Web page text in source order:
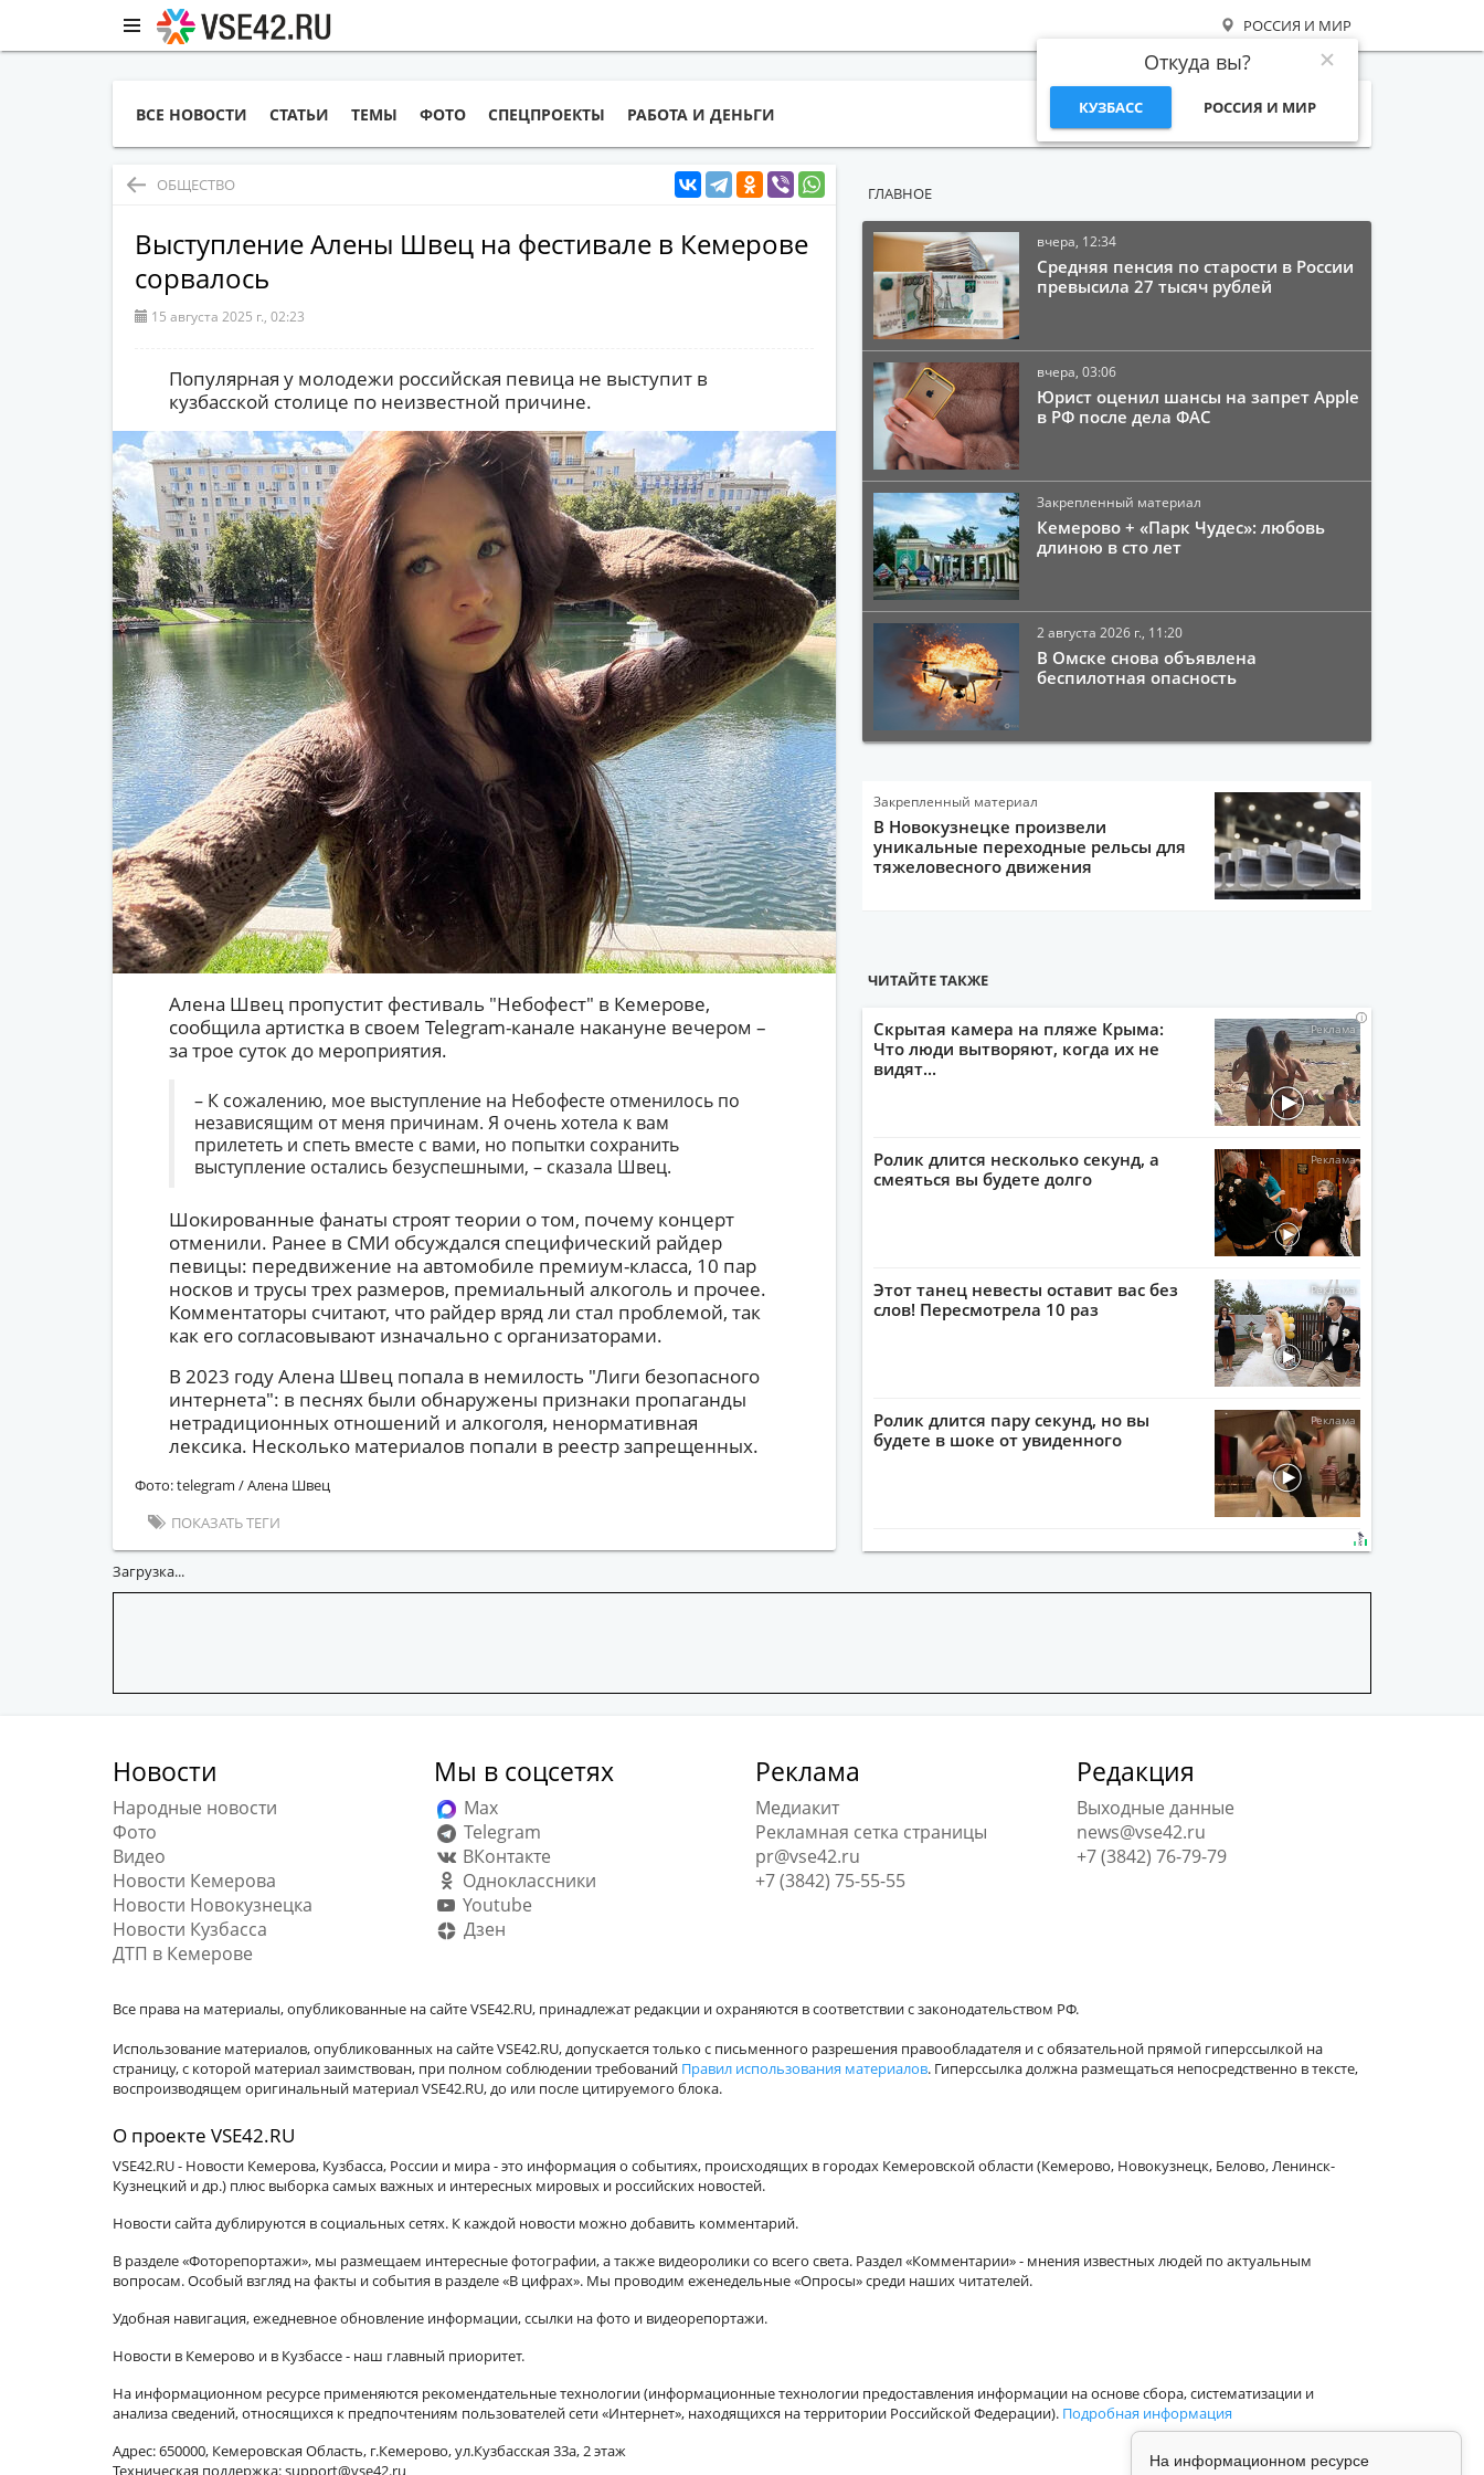
РОССИЯ И МИР
Откуда вы?
КУЗБАСС РОССИЯ И МИР
ВСЕ НОВОСТИ СТАТЬИ ТЕМЫ ФОТО СПЕЦПРОЕКТЫ РАБОТА И ДЕНЬГИ Поиск
ОБЩЕСТВО
Выступление Алены Швец на фестивале в Кемерове
сорвалось
15 августа 2025 г., 02:23
Популярная у молодежи российская певица не выступит в
кузбасской столице по неизвестной причине.
Алена Швец пропустит фестиваль "Небофест" в Кемерове,
сообщила артистка в своем Telegram-канале накануне вечером –
за трое суток до мероприятия.
– К сожалению, мое выступление на Небофесте отменилось по
независящим от меня причинам. Я очень хотела к вам
прилететь и спеть вместе с вами, но попытки сохранить
выступление остались безуспешными, – сказала Швец.
Шокированные фанаты строят теории о том, почему концерт
отменили. Ранее в СМИ обсуждался специфический райдер
певицы: передвижение на автомобиле премиум-класса, 10 пар
носков и трусы трех размеров, премиальный алкоголь и прочее.
Комментаторы считают, что райдер вряд ли стал проблемой, так
как его согласовывают изначально с организаторами.
В 2023 году Алена Швец попала в немилость "Лиги безопасного
интернета": в песнях были обнаружены признаки пропаганды
нетрадиционных отношений и алкоголя, ненормативная
лексика. Несколько материалов попали в реестр запрещенных.
Фото: telegram / Алена Швец
ПОКАЗАТЬ ТЕГИ
Загрузка...
ГЛАВНОЕ
вчера, 12:34
Средняя пенсия по старости в России
превысила 27 тысяч рублей
вчера, 03:06
Юрист оценил шансы на запрет Apple
в РФ после дела ФАС
Закрепленный материал
Кемерово + «Парк Чудес»: любовь
длиною в сто лет
2 августа 2026 г., 11:20
В Омске снова объявлена
беспилотная опасность
Закрепленный материал
В Новокузнецке произвели
уникальные переходные рельсы для
тяжеловесного движения
ЧИТАЙТЕ ТАКЖЕ
i
Скрытая камера на пляже Крыма:
Что люди вытворяют, когда их не
видят...
i
Ролик длится несколько секунд, а
смеяться вы будете долго
i
Этот танец невесты оставит вас без
слов! Пересмотрела 10 раз
i
Ролик длится пару секунд, но вы
будете в шоке от увиденного
Новости
Народные новости
Фото
Видео
Новости Кемерова
Новости Новокузнецка
Новости Кузбасса
ДТП в Кемерове
Мы в соцсетях
Max
Telegram
ВКонтакте
Одноклассники
Youtube
Дзен
Реклама
Медиакит
Рекламная сетка страницы
pr@vse42.ru
+7 (3842) 75-55-55
Редакция
Выходные данные
news@vse42.ru
+7 (3842) 76-79-79
Все права на материалы, опубликованные на сайте VSE42.RU, принадлежат редакции и охраняются в соответствии с законодательством РФ.
Использование материалов, опубликованных на сайте VSE42.RU, допускается только с письменного разрешения правообладателя и с обязательной прямой гиперссылкой на
страницу, с которой материал заимствован, при полном соблюдении требований Правил использования материалов. Гиперссылка должна размещаться непосредственно в тексте,
воспроизводящем оригинальный материал VSE42.RU, до или после цитируемого блока.
О проекте VSE42.RU
VSE42.RU - Новости Кемерова, Кузбасса, России и мира - это информация о событиях, происходящих в городах Кемеровской области (Кемерово, Новокузнецк, Белово, Ленинск-
Кузнецкий и др.) плюс выборка самых важных и интересных мировых и российских новостей.
Новости сайта дублируются в социальных сетях. К каждой новости можно добавить комментарий.
В разделе «Фоторепортажи», мы размещаем интересные фотографии, а также видеоролики со всего света. Раздел «Комментарии» - мнения известных людей по актуальным
вопросам. Особый взгляд на факты и события в разделе «В цифрах». Мы проводим еженедельные «Опросы» среди наших читателей.
Удобная навигация, ежедневное обновление информации, ссылки на фото и видеорепортажи.
Новости в Кемерово и в Кузбассе - наш главный приоритет.
На информационном ресурсе применяются рекомендательные технологии (информационные технологии предоставления информации на основе сбора, систематизации и
анализа сведений, относящихся к предпочтениям пользователей сети «Интернет», находящихся на территории Российской Федерации). Подробная информация
Адрес: 650000, Кемеровская Область, г.Кемерово, ул.Кузбасская 33а, 2 этаж
Техническая поддержка: support@vse42.ru
На информационном ресурсе